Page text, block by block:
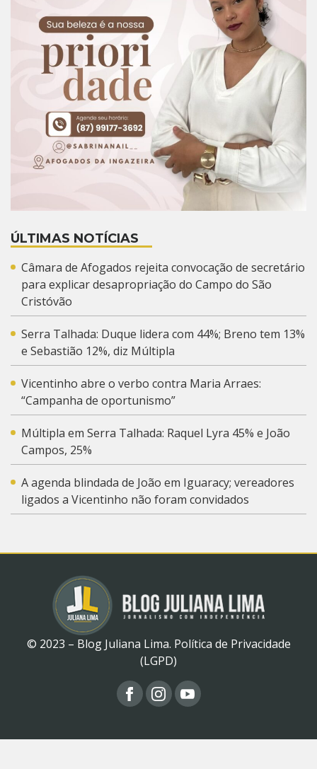
ÚLTIMAS NOTÍCIAS
Câmara de Afogados rejeita convocação de secretário
para explicar desapropriação do Campo do São
Cristóvão
Serra Talhada: Duque lidera com 44%; Breno tem 13%
e Sebastião 12%, diz Múltipla
Vicentinho abre o verbo contra Maria Arraes:
“Campanha de oportunismo”
Múltipla em Serra Talhada: Raquel Lyra 45% e João
Campos, 25%
A agenda blindada de João em Iguaracy; vereadores
ligados a Vicentinho não foram convidados
© 2023 – Blog Juliana Lima. Política de Privacidade
(LGPD)